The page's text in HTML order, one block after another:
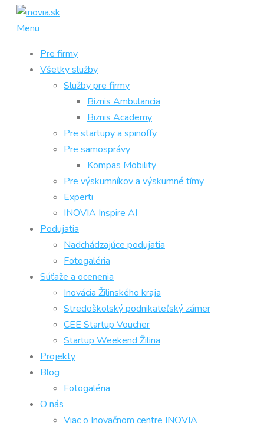
Prejsť
Menu
Pre firmy
Všetky služby
Služby pre firmy
Biznis Ambulancia
Biznis Academy
Pre startupy a spinoffy
Pre samosprávy
Kompas Mobility
Pre výskumníkov a výskumné tímy
Experti
INOVIA Inspire AI
Podujatia
Nadchádzajúce podujatia
Fotogaléria
Súťaže a ocenenia
Inovácia Žilinského kraja
Stredoškolský podnikateľský zámer
CEE Startup Voucher
Startup Weekend Žilina
Projekty
Blog
Fotogaléria
O nás
Viac o Inovačnom centre INOVIA